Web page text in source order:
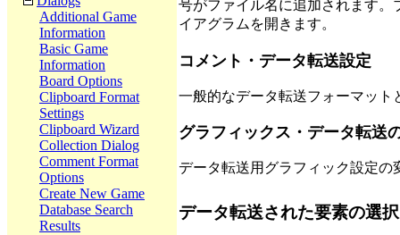
号がファイル名に追加されます
イアグラムを開きます。
コメント・データ転送設定
一般的なデータ転送フォーマッ
グラフィックス・データ転送
データ転送用グラフィック設定の
データ転送された要素の選択
Additional Game
Information
Basic Game
Information
Board Options
Clipboard Format
Settings
Clipboard Wizard
Collection Dialog
Comment Format
Options
Create New Game
Database Search
Results